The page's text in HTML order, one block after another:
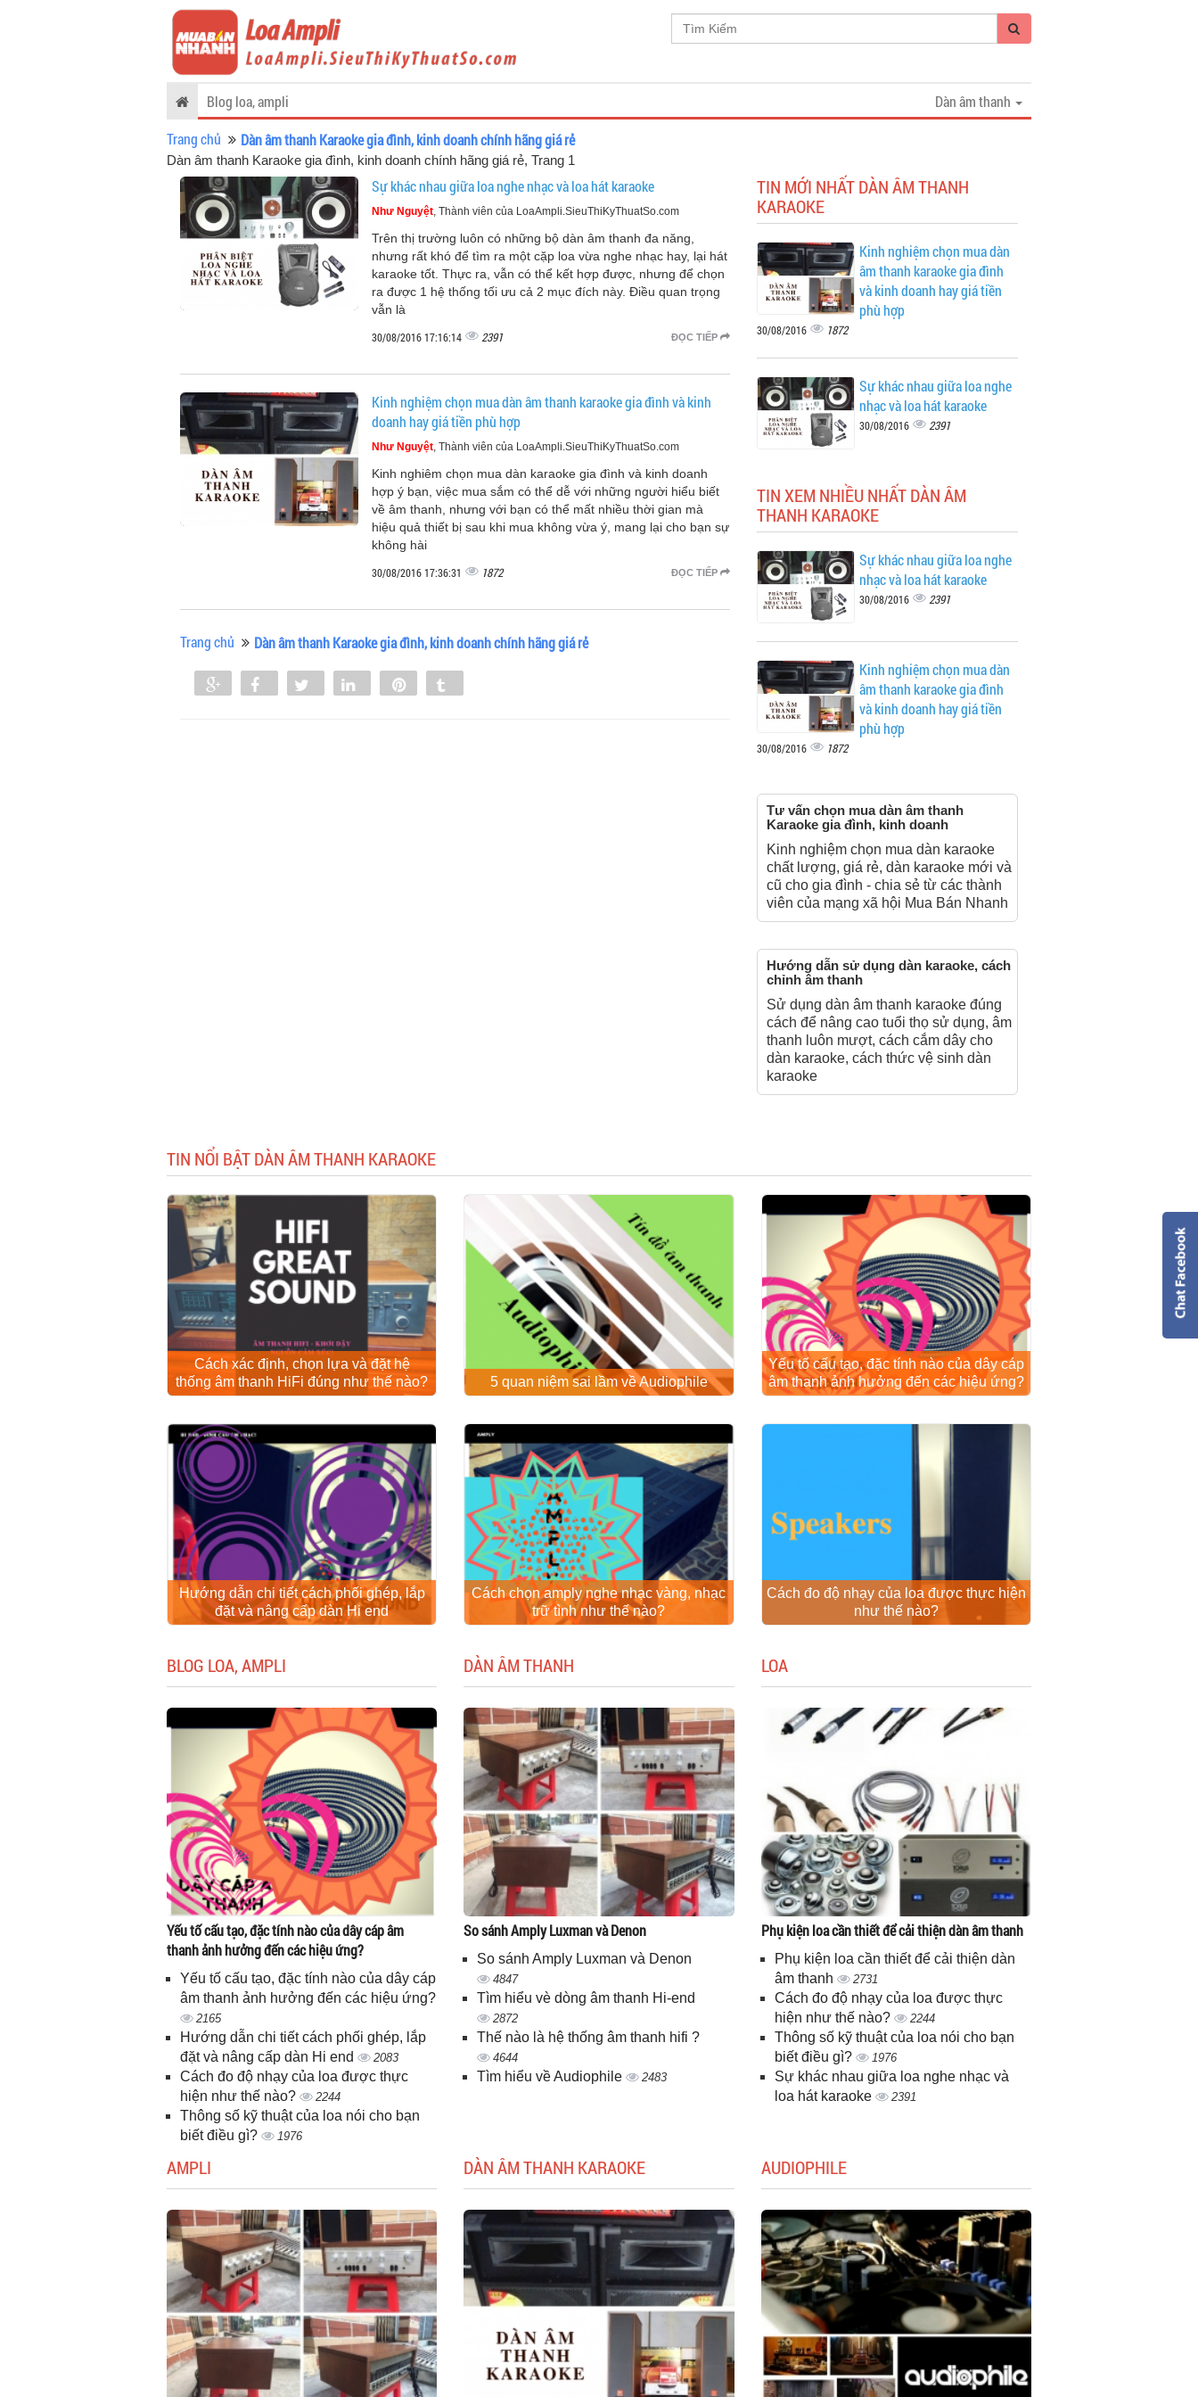
Blog loa, ampli
Dàn âm thanh
Trang chủ
Dàn âm thanh Karaoke gia đình, kinh doanh chính hãng giá rẻ
Dàn âm thanh Karaoke gia đình, kinh doanh chính hãng giá rẻ, Trang 1
Sự khác nhau giữa loa nghe nhạc và loa hát karaoke
Như Nguyệt, Thành viên của LoaAmpli.SieuThiKyThuatSo.com
Trên thị trường luôn có những bộ dàn âm thanh đa năng,
nhưng rất khó để tìm ra một cặp loa vừa nghe nhạc hay, lại hát
karaoke tốt. Thực ra, vẫn có thể kết hợp được, nhưng để chọn
ra được 1 hệ thống tối ưu cả 2 mục đích này. Điều quan trọng
vẫn là
ĐỌC TIẾP
30/08/2016 17:16:14 2391
Kinh nghiệm chọn mua dàn âm thanh karaoke gia đình và kinh
doanh hay giá tiền phù hợp
Như Nguyệt, Thành viên của LoaAmpli.SieuThiKyThuatSo.com
Kinh nghiêm chọn mua dàn karaoke gia đình và kinh doanh
hợp ý bạn, việc mua sắm có thể dễ với những người hiểu biết
về âm thanh, nhưng với bạn có thể mất nhiều thời gian mà
hiệu quả thiết bị sau khi mua không vừa ý, mang lại cho bạn sự
không hài
ĐỌC TIẾP
30/08/2016 17:36:31 1872
Trang chủ Dàn âm thanh Karaoke gia đình, kinh doanh chính hãng giá rẻ
Share Share Tweet Share
TIN MỚI NHẤT DÀN ÂM THANH
KARAOKE
Kinh nghiệm chọn mua dàn
âm thanh karaoke gia đình
và kinh doanh hay giá tiền
phù hợp
30/08/2016 1872
Sự khác nhau giữa loa nghe
nhạc và loa hát karaoke
30/08/2016 2391
TIN XEM NHIỀU NHẤT DÀN ÂM
THANH KARAOKE
Sự khác nhau giữa loa nghe
nhạc và loa hát karaoke
30/08/2016 2391
Kinh nghiệm chọn mua dàn
âm thanh karaoke gia đình
và kinh doanh hay giá tiền
phù hợp
30/08/2016 1872
Tư vấn chọn mua dàn âm thanh
Karaoke gia đình, kinh doanh
Kinh nghiệm chọn mua dàn karaoke
chất lượng, giá rẻ, dàn karaoke mới và
cũ cho gia đình - chia sẻ từ các thành
viên của mạng xã hội Mua Bán Nhanh
Hướng dẫn sử dụng dàn karaoke, cách
chỉnh âm thanh
Sử dụng dàn âm thanh karaoke đúng
cách để nâng cao tuổi thọ sử dụng, âm
thanh luôn mượt, cách cắm dây cho
dàn karaoke, cách thức vệ sinh dàn
karaoke
TIN NỔI BẬT DÀN ÂM THANH KARAOKE
Cách xác định, chọn lựa và đặt hệ
thống âm thanh HiFi đúng như thế nào?
5 quan niệm sai lầm về Audiophile
Yếu tố cấu tạo, đặc tính nào của dây cáp
âm thanh ảnh hưởng đến các hiệu ứng?
Hướng dẫn chi tiết cách phối ghép, lắp
đặt và nâng cấp dàn Hi end
Cách chọn amply nghe nhạc vàng, nhạc
trữ tình như thế nào?
Cách đo độ nhạy của loa được thực hiện
như thế nào?
BLOG LOA, AMPLI
Yếu tố cấu tạo, đặc tính nào của dây cáp âm
thanh ảnh hưởng đến các hiệu ứng?
Yếu tố cấu tạo, đặc tính nào của dây cáp
âm thanh ảnh hưởng đến các hiệu ứng?
2165
Hướng dẫn chi tiết cách phối ghép, lắp
đặt và nâng cấp dàn Hi end
2083
Cách đo độ nhạy của loa được thực
hiện như thế nào?
2244
Thông số kỹ thuật của loa nói cho bạn
biết điều gì?
1976
DÀN ÂM THANH
So sánh Amply Luxman và Denon
So sánh Amply Luxman và Denon
4847
Tìm hiểu vè dòng âm thanh Hi-end
2872
Thế nào là hệ thống âm thanh hifi ?
4644
Tìm hiểu về Audiophile 2483
LOA
Phụ kiện loa cần thiết để cải thiện dàn âm thanh
Phụ kiện loa cần thiết để cải thiện dàn
âm thanh
2731
Cách đo độ nhạy của loa được thực
hiện như thế nào?
2244
Thông số kỹ thuật của loa nói cho bạn
biết điều gì?
1976
Sự khác nhau giữa loa nghe nhạc và
loa hát karaoke
2391
AMPLI DÀN ÂM THANH KARAOKE AUDIOPHILE